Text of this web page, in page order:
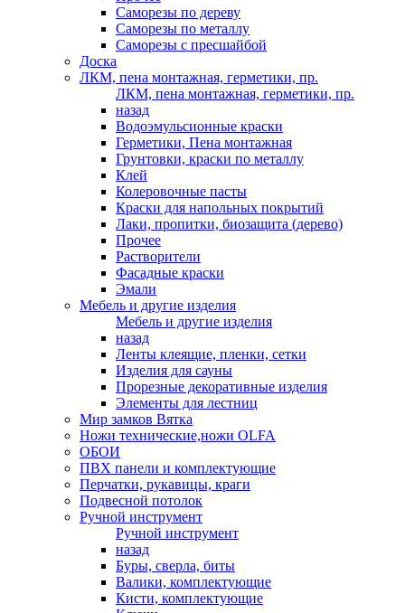
Саморезы по дереву
Саморезы по металлу
Саморезы с пресшайбой
Доска
ЛКМ, пена монтажная, герметики, пр.
ЛКМ, пена монтажная, герметики, пр.
назад
Водоэмульсионные краски
Герметики, Пена монтажная
Грунтовки, краски по металлу
Клей
Колеровочные пасты
Краски для напольных покрытий
Лаки, пропитки, биозащита (дерево)
Прочее
Растворители
Фасадные краски
Эмали
Мебель и другие изделия
Мебель и другие изделия
назад
Ленты клеящие, пленки, сетки
Изделия для сауны
Прорезные декоративные изделия
Элементы для лестниц
Мир замков Вятка
Ножи технические,ножи OLFA
ОБОИ
ПВХ панели и комплектующие
Перчатки, рукавицы, краги
Подвесной потолок
Ручной инструмент
Ручной инструмент
назад
Буры, сверла, биты
Валики, комплектующие
Кисти, комплектующие